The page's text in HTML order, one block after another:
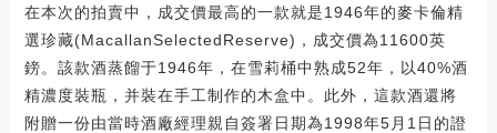
在本次的拍賣中，成交價最高的一款就是1946年的麥卡倫精
選珍藏(MacallanSelectedReserve)，成交價為11600英
鎊。該款酒蒸餾于1946年，在雪莉桶中熟成52年，以40%酒
精濃度裝瓶，并裝在手工制作的木盒中。此外，這款酒還將
附贈一份由當時酒廠經理親自簽署日期為1998年5月1日的證